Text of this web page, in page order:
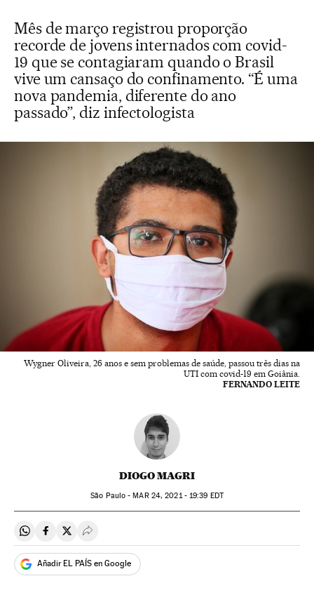
Mês de março registrou proporção
recorde de jovens internados com covid-
19 que se contagiaram quando o Brasil
vive um cansaço do confinamento. “É uma
nova pandemia, diferente do ano
passado”, diz infectologista
Wygner Oliveira, 26 anos e sem problemas de saúde, passou três dias na
UTI com covid-19 em Goiânia.
FERNANDO LEITE
DIOGO MAGRI
São Paulo -MAR24, 2021 - 19:39 EDT
Compartir en Whatsapp
Compartir en Facebook
Compartir en Twitter
Desplegar Redes Sociales
Añadir EL PAÍS en Google